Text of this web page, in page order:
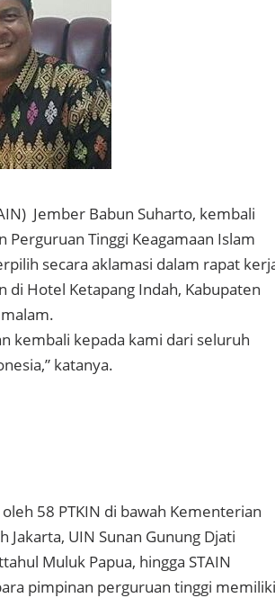
Jember Babun Suharto, kembali
Tinggi Keagamaan Islam
secara aklamasi dalam rapat
di Hotel Ketapang Indah, Kabupaten
kembali kepada kami dari seluruh
katanya.
58 PTKIN di bawah Kementerian
UIN Sunan Gunung Djati
Muluk Papua, hingga STAIN
pimpinan perguruan tinggi memiliki